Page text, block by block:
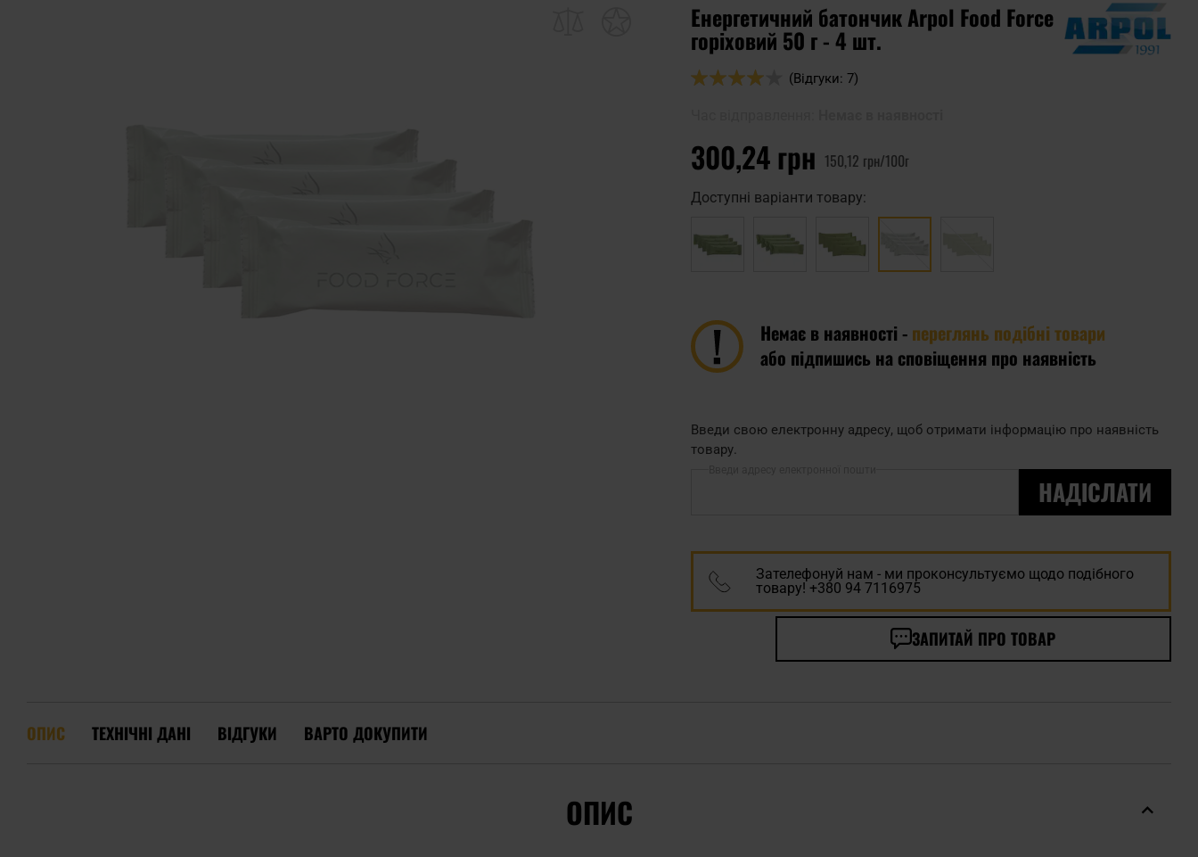
Енергетичний батончик Arpol Food Force
горіховий 50 г - 4 шт.
Оцінка:
(Відгуки: 7)
300,24 грн 150,12 грн/100г
Доступні варіанти товару:
Немає в наявності - переглянь подібні товари
або підпишись на сповіщення про наявність
Введи свою електронну адресу, щоб отримати інформацію про наявність
товару.
НАДІСЛАТИ
Зателефонуй нам - ми проконсультуємо щодо подібного
товару! +380 94 7116975
ЗАПИТАЙ ПРО ТОВАР
ОПИС ТЕХНІЧНІ ДАНІ ВІДГУКИ ВАРТО ДОКУПИТИ
ОПИС